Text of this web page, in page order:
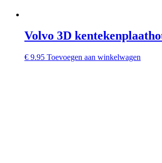
Volvo 3D
€ 9.95 Toevoegen aan winkelwagen